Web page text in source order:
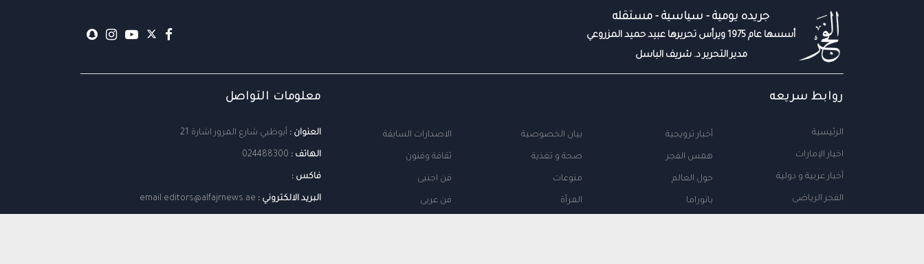
جريده يومية - سياسية - مستقله
أسسها عام 1975 ويرأس تحريرها عبيد حميد المزروعي
مدير التحرير د. شريف الباسل
روابط سريعه
الرئيسية
اخبار الإمارات
أخبار عربية و دولية
الفجر الرياضى
أخبار ترويجية
همس الفجر
حول العالم
بانوراما
بيان الخصوصية
صحة و تغذية
منوعات
المرأة
الاصدارات السابقة
ثقافة وفنون
فن اجنبى
فن عربى
معلومات التواصل
العنوان : أبوظبي شارع المرور اشارة 21
الهاتف : 024488300
فاكس :
البريد الالكتروني : email:editors@alfajrnews.ae